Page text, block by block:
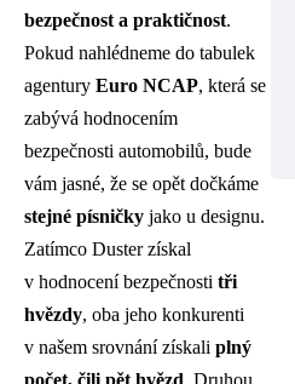
bezpečnost a praktičnost.
Pokud nahlédneme do tabulek
agentury Euro NCAP, která se
zabývá hodnocením
bezpečnosti automobilů, bude
vám jasné, že se opět dočkáme
stejné písničky jako u designu.
Zatímco Duster získal
v hodnocení bezpečnosti tři
hvězdy, oba jeho konkurenti
v našem srovnání získali plný